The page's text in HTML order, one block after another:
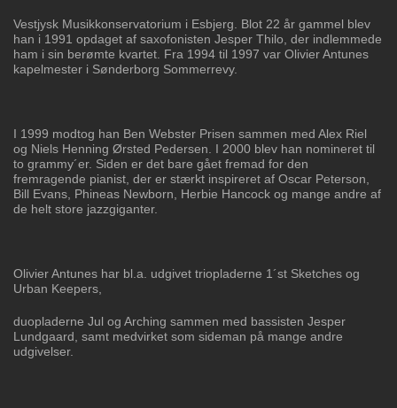
Vestjysk Musikkonservatorium i Esbjerg. Blot 22 år gammel blev
han i 1991 opdaget af saxofonisten Jesper Thilo, der indlemmede
ham i sin berømte kvartet. Fra 1994 til 1997 var Olivier Antunes
kapelmester i Sønderborg Sommerrevy.
I 1999 modtog han Ben Webster Prisen sammen med Alex Riel
og Niels Henning Ørsted Pedersen. I 2000 blev han nomineret til
to grammy´er. Siden er det bare gået fremad for den
fremragende pianist, der er stærkt inspireret af Oscar Peterson,
Bill Evans, Phineas Newborn, Herbie Hancock og mange andre af
de helt store jazzgiganter.
Olivier Antunes har bl.a. udgivet triopladerne 1´st Sketches og
Urban Keepers,
duopladerne Jul og Arching sammen med bassisten Jesper
Lundgaard, samt medvirket som sideman på mange andre
udgivelser.